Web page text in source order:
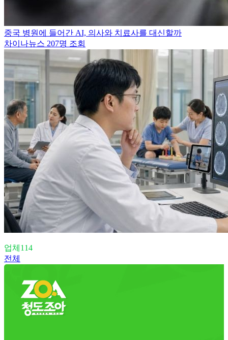
중국 병원에 들어간 AI, 의사와 치료사를 대신할까
차이나뉴스 207명 조회
업체114
전체